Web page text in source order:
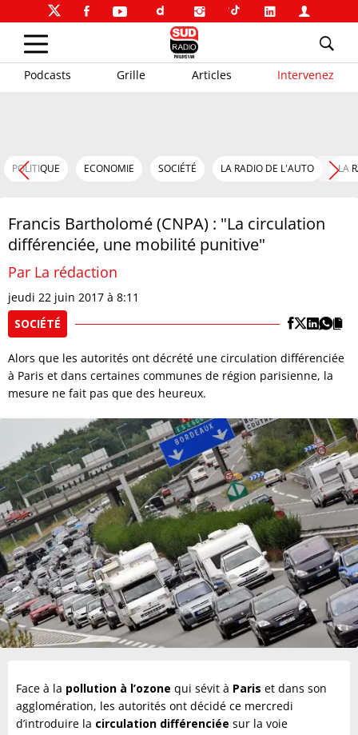
Podcasts Grille Articles Intervenez
POLITIQUE ECONOMIE SOCIÉTÉ LA RADIO DE L'AUTO LA
Francis Bartholomé (CNPA) : "La circulation
différenciée, une mobilité punitive"
Par La rédaction
jeudi 22 juin 2017 à 8:11
SOCIÉTÉ
Alors que les autorités ont décrété une circulation différenciée
à Paris et dans certaines communes de région parisienne, la
mesure ne fait pas que des heureux.
Face à la pollution à l’ozone qui sévit à Paris et dans son
agglomération, les autorités ont décidé ce mercredi
d’introduire la circulation différenciée sur la voie